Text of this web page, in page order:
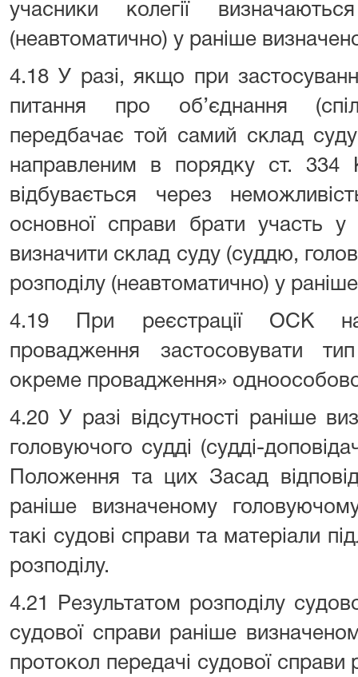
учасники колегії
(неавтоматично) у раніше
4.18 У разі, якщо при
питання про об’єднання
передбачає той самий склад
направленим в порядку ст. 334
відбувається через
основної справи брати участь у
визначити склад суду (суддю,
розподілу (неавтоматично) у
4.19 При реєстрації ОСК на
провадження застосовувати
окреме провадження»
4.20 У разі відсутності раніше
головуючого судді (судді-
Положення та цих Засад
раніше визначеному
такі судові справи та матеріали
розподілу.
4.21 Результатом розподілу
судової справи раніше
протокол передачі судової